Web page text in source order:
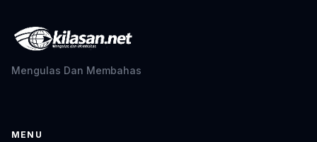
Mengulas Dan Membahas
MENU